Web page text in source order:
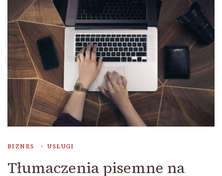
BIZNES USŁUGI
Tłumaczenia pisemne na